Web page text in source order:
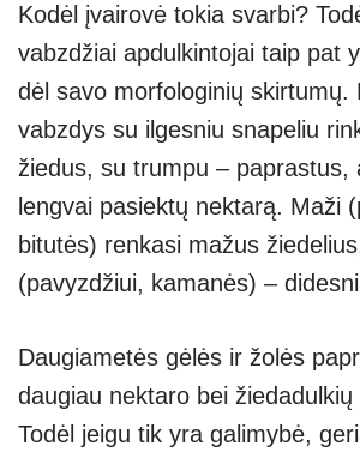
Kodėl įvairovė tokia svarbi?
vabzdžiai apdulkintojai taip pat
dėl savo morfologinių skirtumų.
vabzdys su ilgesniu snapeliu
žiedus, su trumpu – paprastus,
lengvai pasiektų nektarą. Maži
bitutės) renkasi mažus
(pavyzdžiui, kamanės) –
Daugiametės gėlės ir žolės
daugiau nektaro bei
Todėl jeigu tik yra galimybė,